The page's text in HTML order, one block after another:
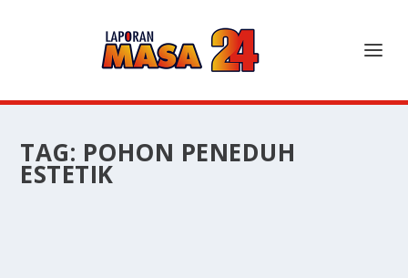
TAG: POHON PENEDUH
ESTETIK